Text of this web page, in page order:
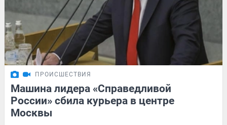
ПРОИСШЕСТВИЯ
Машина лидера «Справедливой
России» сбила курьера в центре
Москвы